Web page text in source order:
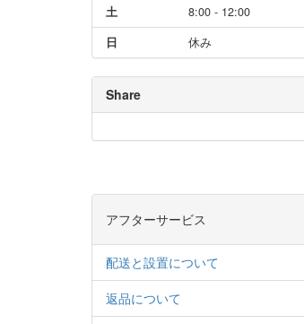
土
8:00 - 12:00
日
休み
Share
アフターサービス
配送と設置について
返品について